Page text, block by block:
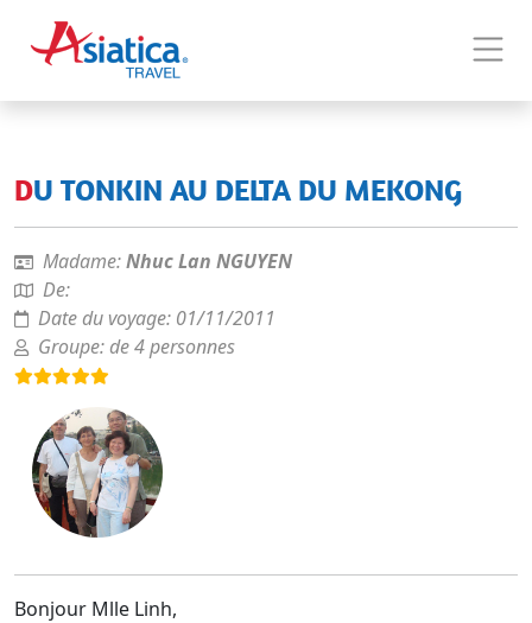
DU TONKIN AU DELTA DU MEKONG
Madame:Nhuc Lan NGUYEN
De:
Date du voyage: 01/11/2011
Groupe:de 4 personnes
Bonjour Mlle Linh,